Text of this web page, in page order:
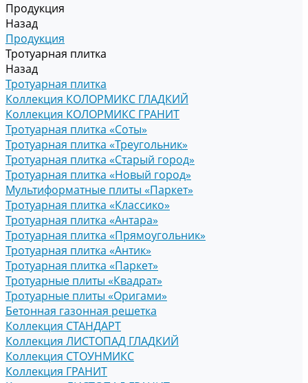
Продукция
Назад
Продукция
Тротуарная плитка
Назад
Тротуарная плитка
Коллекция КОЛОРМИКС ГЛАДКИЙ
Коллекция КОЛОРМИКС ГРАНИТ
Тротуарная плитка «Соты»
Тротуарная плитка «Треугольник»
Тротуарная плитка «Старый город»
Тротуарная плитка «Новый город»
Мультиформатные плиты «Паркет»
Тротуарная плитка «Классико»
Тротуарная плитка «Антара»
Тротуарная плитка «Прямоугольник»
Тротуарная плитка «Антик»
Тротуарная плитка «Паркет»
Тротуарные плиты «Квадрат»
Тротуарные плиты «Оригами»
Бетонная газонная решетка
Коллекция СТАНДАРТ
Коллекция ЛИСТОПАД ГЛАДКИЙ
Коллекция СТОУНМИКС
Коллекция ГРАНИТ